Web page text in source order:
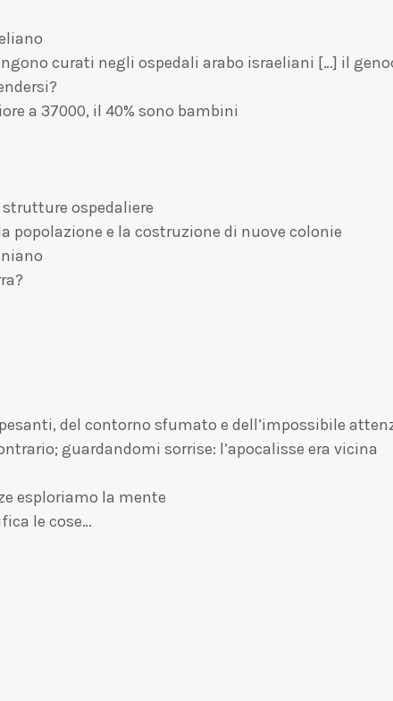
curati negli ospedali arabo israeliani […] il
a 37000, il 40% sono bambini
strutture ospedaliere
e la costruzione di nuove colonie
del contorno sfumato e dell’impossibile
guardandomi sorrise: l’apocalisse era vicina
esploriamo la mente
le cose…